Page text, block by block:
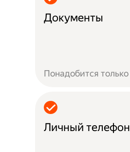
Документы
Понадобится
Личный телефон